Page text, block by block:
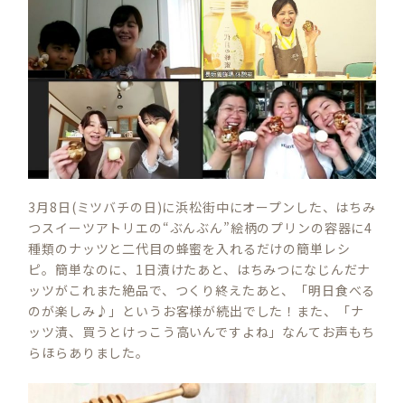
3月8日(ミツバチの日)に浜松街中にオープンした、はちみ
つスイーツアトリエの“ぶんぶん”絵柄のプリンの容器に4
種類のナッツと二代目の蜂蜜を入れるだけの簡単レシ
ピ。簡単なのに、1日漬けたあと、はちみつになじんだナ
ッツがこれまた絶品で、つくり終えたあと、「明日食べる
のが楽しみ♪」というお客様が続出でした！また、「ナ
ッツ漬、買うとけっこう高いんですよね」なんてお声もち
らほらありました。